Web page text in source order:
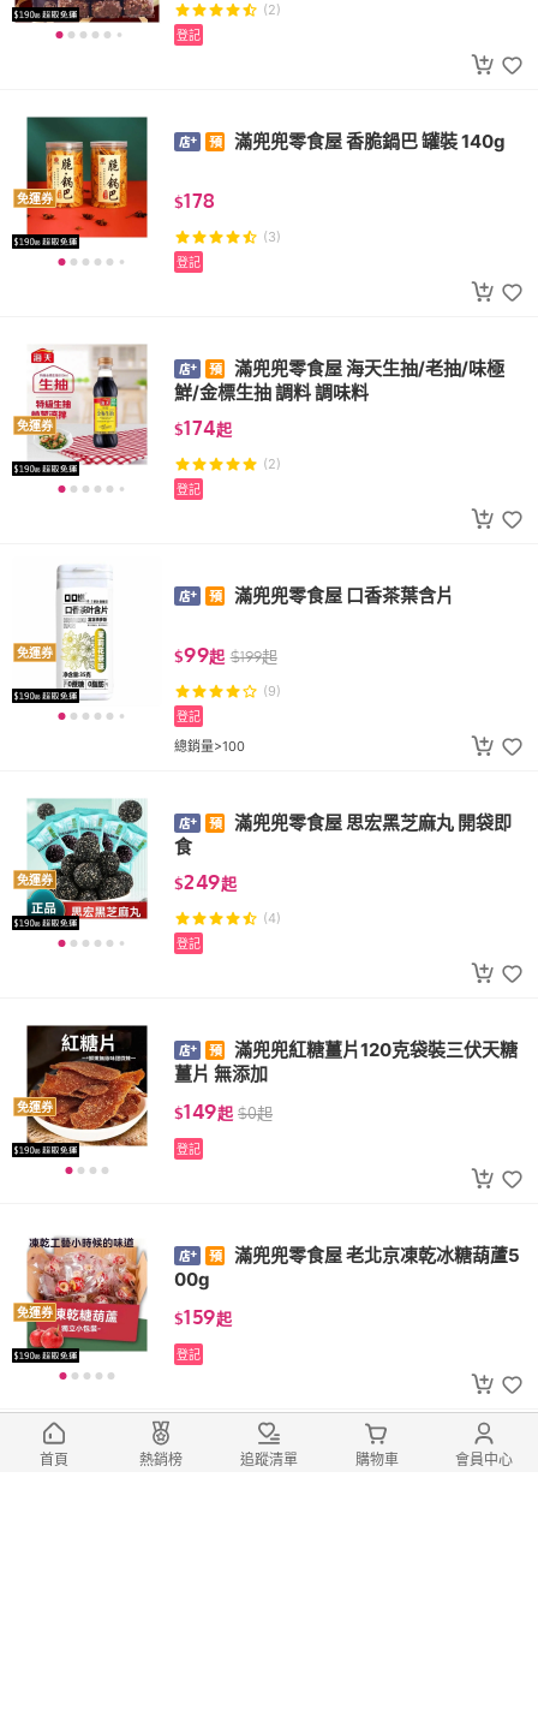
(2)
登記
免運券
滿兜兜零食屋 香脆鍋巴 罐裝 140g
$178
(3)
登記
免運券
滿兜兜零食屋 海天生抽/老抽/味極
鮮/金標生抽 調料 調味料
$174起
(2)
登記
免運券
滿兜兜零食屋 口香茶葉含片
$99起 $199起
(9)
總銷量>100
登記
免運券
滿兜兜零食屋 思宏黑芝麻丸 開袋即
食
$249起
(4)
登記
免運券
滿兜兜紅糖薑片120克袋裝三伏天糖
薑片 無添加
$149起 $0起
登記
免運券
滿兜兜零食屋 老北京凍乾冰糖葫蘆5
00g
$159起
登記
滿兜兜零食坊 茉莉花茶
首頁 熱銷榜 追蹤清單 購物車 會員中心